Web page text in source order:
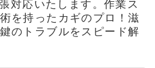
対応いたします。作業ス
を持ったカギのプロ！滋
のトラブルをスピード解